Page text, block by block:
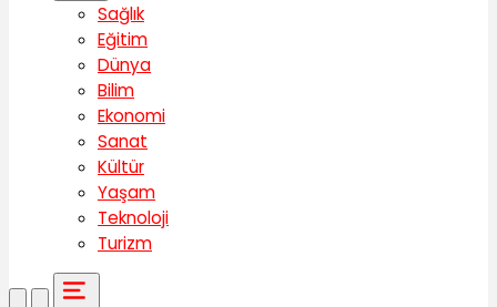
Sağlık
Eğitim
Dünya
Bilim
Ekonomi
Sanat
Kültür
Yaşam
Teknoloji
Turizm